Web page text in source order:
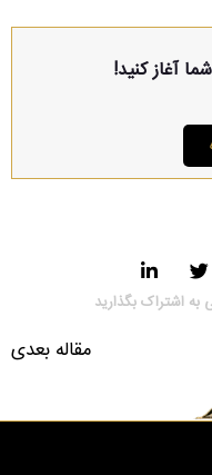
آغاز کنید!
به اشتراک بگذارید
مقاله بعدی